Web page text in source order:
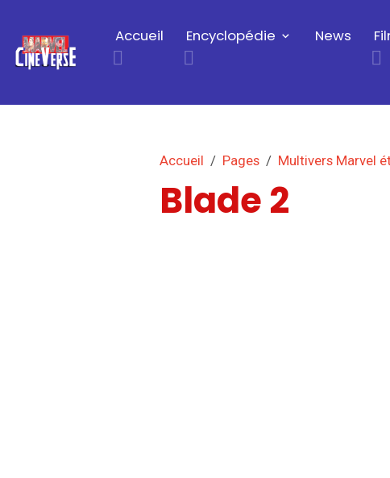
Accueil Encyclopédie News
Accueil Pages Multivers Marvel
Blade 2